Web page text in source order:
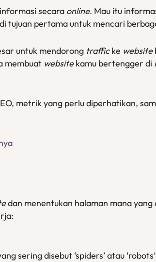
secara online. Mau itu
tujuan pertama untuk mencari
untuk mendorong trafficke website
membuat websitekamu bertengger di
metrik yang perlu diperhatikan,
dan menentukan halaman mana yang
sering disebut ‘spiders’ atau